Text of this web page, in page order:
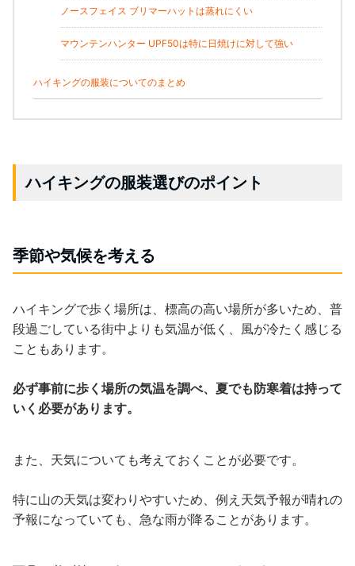
ノースフェイス ブリマーハットは蒸れにくい
マウンテンハンター UPF50は特に日焼けに対して強い
ハイキングの服装についてのまとめ
ハイキングの服装選びのポイント
季節や気候を考える
ハイキングで歩く場所は、標高の高い場所が多いため、普
段過ごしている街中よりも気温が低く、風が冷たく感じる
こともあります。
必ず事前に歩く場所の気温を調べ、夏でも防寒着は持って
いく必要があります。
また、天気についても考えておくことが必要です。
特に山の天気は変わりやすいため、例え天気予報が晴れの
予報になっていても、急な雨が降ることがあります。